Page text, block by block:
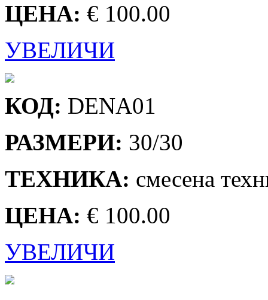
ЦЕНА: € 100.00
УВЕЛИЧИ
КОД: DENA01
РАЗМЕРИ: 30/30
ТЕХНИКА: смесена
ЦЕНА: € 100.00
УВЕЛИЧИ